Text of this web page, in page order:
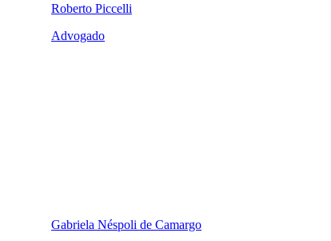
Roberto Piccelli
Advogado
Gabriela Néspoli de Camargo